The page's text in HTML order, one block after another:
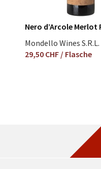
Nero d’Arcole Merlot
Mondello Wines S.R.L.
29,50 CHF / Flasche